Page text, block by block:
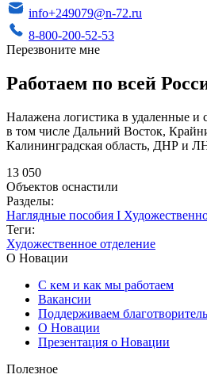
info+249079@n-72.ru
8-800-200-52-53
Перезвоните мне
Работаем по всей
Налажена логистика в удаленные и
в том числе Дальний Восток,
Калининградская область, ДНР и
13 050
Объектов оснастили
Разделы:
Наглядные пособия I
Теги:
Художественное отделение
О Новации
С кем и как мы работаем
Вакансии
Поддерживаем
О Новации
Презентация о Новации
Полезное